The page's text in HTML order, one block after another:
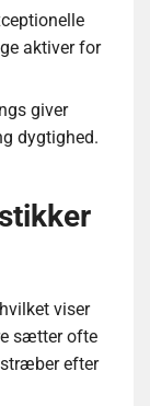
aktiver for
giver
dygtighed.
viser
sætter ofte
efter